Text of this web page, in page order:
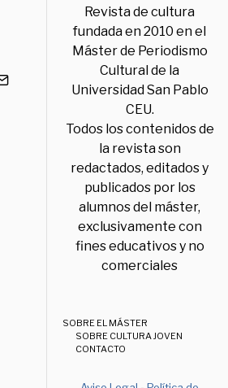
Revista de cultura
fundada en 2010 en el
Máster de Periodismo
Cultural de la
Universidad San Pablo
CEU.
Todos los contenidos de
la revista son
redactados, editados y
publicados por los
alumnos del máster,
exclusivamente con
fines educativos y no
comerciales
SOBRE EL MÁSTER
SOBRE CULTURA JOVEN
CONTACTO